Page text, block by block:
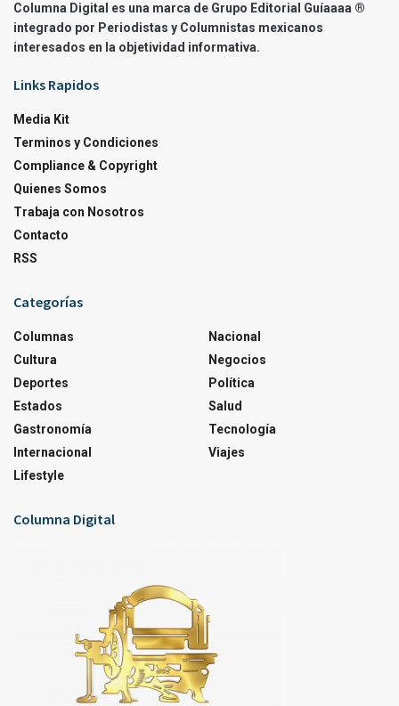
Columna Digital es una marca de Grupo Editorial Guíaaaa ®
integrado por Periodistas y Columnistas mexicanos
interesados en la objetividad informativa.
Links Rapidos
Media Kit
Terminos y Condiciones
Compliance & Copyright
Quienes Somos
Trabaja con Nosotros
Contacto
RSS
Categorías
Columnas
Cultura
Deportes
Estados
Gastronomía
Internacional
Lifestyle
Nacional
Negocios
Política
Salud
Tecnología
Viajes
Columna Digital